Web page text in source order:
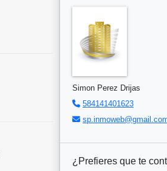
Simon Perez Drijas
584141401623
¿Prefieres que te